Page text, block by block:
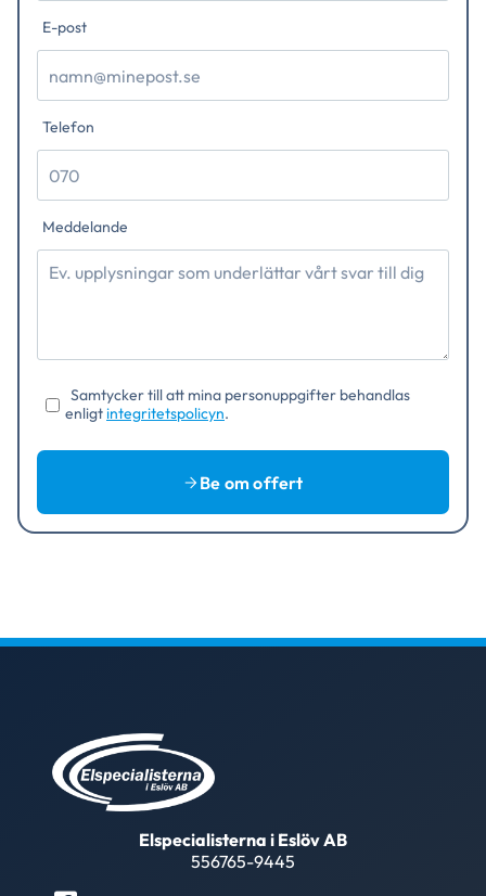
E-post
Telefon
Meddelande
Samtycker till att mina personuppgifter behandlas
enligtintegritetspolicyn.
Be om offert
Elspecialisterna i Eslöv AB
556765-9445